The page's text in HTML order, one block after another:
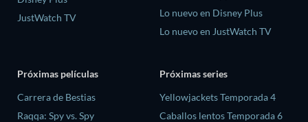
JustWatch TV
Lo nuevo en Disney Plus
Lo nuevo en JustWatch TV
Próximas películas
Carrera de Bestias
Raqqa: Spy vs. Spy
Próximas series
Yellowjackets Temporada 4
Caballos lentos Temporada 6